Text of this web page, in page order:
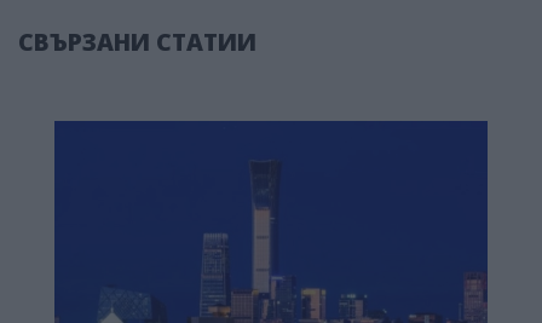
СВЪРЗАНИ СТАТИИ